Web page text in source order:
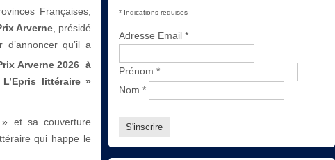
Françaises,
Arverne , présidé
qu’il a
Arverne 2026 à
littéraire »
et sa couverture
qui happe le
* Indications requises
Adresse Email *
Prénom *
Nom *